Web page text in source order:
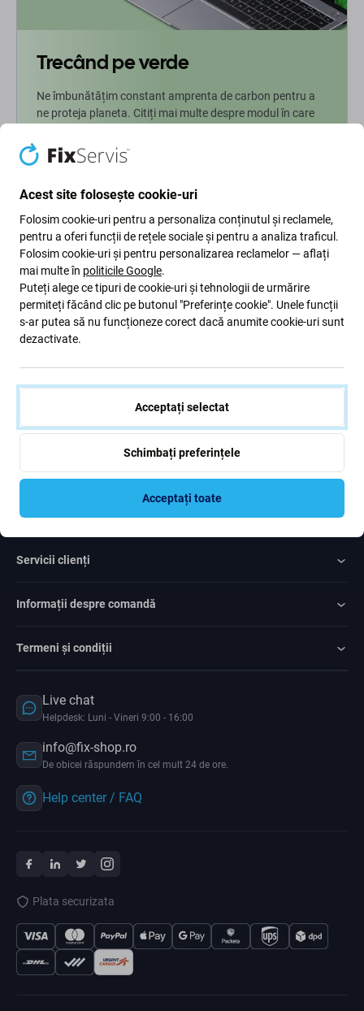
Trecând pe verde
Ne îmbunătățim constant amprenta de carbon pentru a
ne proteja planeta. Citiți mai multe despre modul în care
Mai multe informatii
Newsletter Fix
Înscrieți-vă pentru a primi periodic informații despre reduceri și
noutăți din oferta noastră. În același timp, prin trimiterea acestui
formular, confirm că am peste 16 ani
Servicii clienți
Informații despre comandă
Termeni și condiții
Live chat
Helpdesk: Luni - Vineri 9:00 - 16:00
info@fix-shop.ro
De obicei răspundem în cel mult 24 de ore.
Help center / FAQ
Plata securizata
Acest site folosește cookie-uri
Folosim cookie-uri pentru a personaliza conținutul și reclamele,
pentru a oferi funcții de rețele sociale și pentru a analiza traficul.
Folosim cookie-uri și pentru personalizarea reclamelor — aflați
mai multe în politicile Google.
Puteți alege ce tipuri de cookie-uri și tehnologii de urmărire
permiteți făcând clic pe butonul "Preferințe cookie". Unele funcții
s-ar putea să nu funcționeze corect dacă anumite cookie-uri sunt
dezactivate.
Acceptați selectat
Schimbați preferințele
Acceptați toate